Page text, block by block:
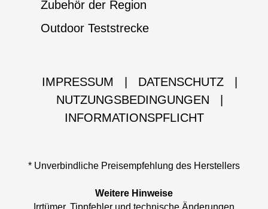
Zubehör der Region
Outdoor Teststrecke
IMPRESSUM DATENSCHUTZ
NUTZUNGSBEDINGUNGEN
INFORMATIONSPFLICHT
* Unverbindliche Preisempfehlung des Herstellers
Weitere Hinweise